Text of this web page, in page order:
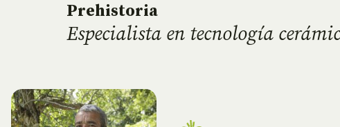
Prehistoria
Especialista en tecnología